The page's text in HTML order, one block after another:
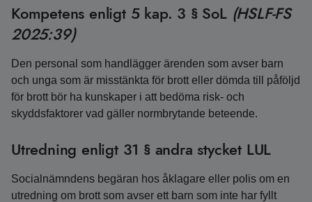
Kompetens enligt 5 kap. 3 § SoL(HSLF-FS
2025:39)
Den personal som handlägger ärenden som avser barn
och unga som är misstänkta för brott eller dömda till påföljd
för brott bör ha kunskaper i att bedöma risk- och
skyddsfaktorer vad gäller normbrytande beteende.
Utredning enligt 31 § andra stycket LUL
Socialnämndens begäran hos åklagare eller polis om en
utredning om brott som avser ett barn som inte har fyllt